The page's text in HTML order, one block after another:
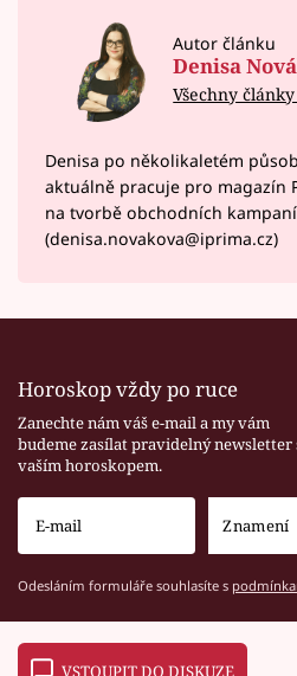
Autor článku
Denisa
Všechny
Denisa po několikaletém
aktuálně pracuje pro magazín
na tvorbě obchodních
(denisa.novakova@iprima.cz)
Horoskop vždy po ruce
Zanechte nám váš e-mail a my vám
budeme zasílat pravidelný newsletter
vaším horoskopem.
Odesláním formuláře souhlasíte s
VSTOUPIT DO DISKUZE